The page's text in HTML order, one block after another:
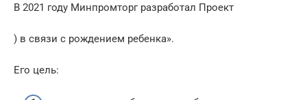
В 2021 году Минпромторг разработал Проект
) в связи с рождением ребенка».
Его цель: